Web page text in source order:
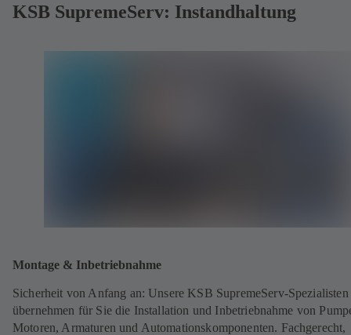
KSB SupremeServ: Instandhaltung
Montage & Inbetriebnahme
Sicherheit von Anfang an: Unsere KSB SupremeServ-Spezialisten
übernehmen für Sie die Installation und Inbetriebnahme von
Motoren, Armaturen und Automationskomponenten. Fachgerecht,